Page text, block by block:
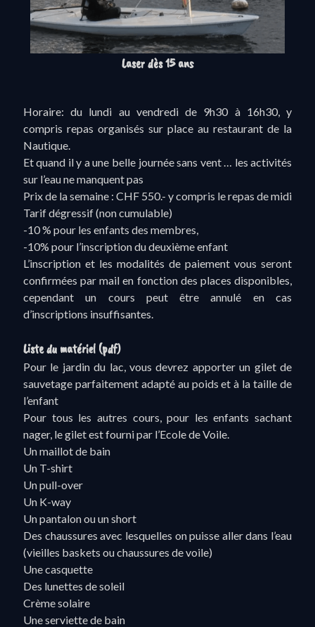
Laser dès 15 ans
Horaire: du lundi au vendredi de 9h30 à 16h30, y
compris repas organisés sur place au restaurant de la
Nautique.
Et quand il y a une belle journée sans vent … les activités
sur l’eau ne manquent pas
Prix de la semaine : CHF 550.- y compris le repas de midi
Tarif dégressif (non cumulable)
-10 % pour les enfants des membres,
-10% pour l’inscription du deuxième enfant
L’inscription et les modalités de paiement vous seront
confirmées par mail en fonction des places disponibles,
cependant un cours peut être annulé en cas
d’inscriptions insuffisantes.
Liste du matériel (pdf)
Pour le jardin du lac, vous devrez apporter un gilet de
sauvetage parfaitement adapté au poids et à la taille de
l’enfant
Pour tous les autres cours, pour les enfants sachant
nager, le gilet est fourni par l’Ecole de Voile.
Un maillot de bain
Un T-shirt
Un pull-over
Un K-way
Un pantalon ou un short
Des chaussures avec lesquelles on puisse aller dans l’eau
(vieilles baskets ou chaussures de voile)
Une casquette
Des lunettes de soleil
Crème solaire
Une serviette de bain